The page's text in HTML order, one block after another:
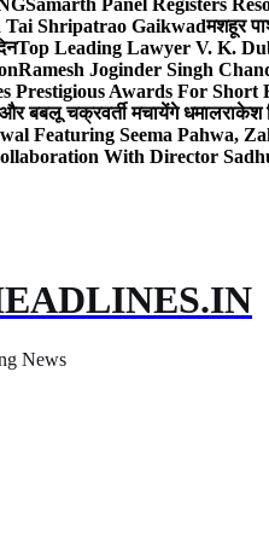
Samarth Panel Registers
Shripatrao Gaikwadमशहूर
Top Leading Lawyer V. K.
Ramesh Joginder Singh
Prestigious Awards For
बबलू चक्रवर्ती मचायेंगे धमालराकेश
Featuring Seema Pahwa,
With Director
News